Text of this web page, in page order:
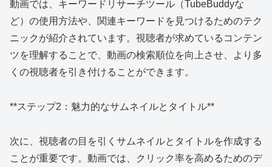
動画では、キーワードリサーチツール（TubeBuddyな
ど）の使用方法や、関連キーワードを見つけるためのテク
ニックが紹介されています。視聴者が求めているコンテン
ツを理解することで、動画の検索順位を向上させ、より多
くの視聴者を引き付けることができます。
**ステップ2：魅力的なサムネイルとタイトル**
次に、視聴者の目を引くサムネイルとタイトルを作成する
ことが重要です。動画では、クリック率を高めるためのデ